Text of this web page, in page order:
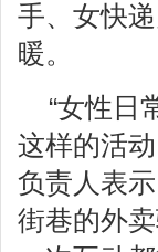
手、女快
暖。
“女性日
这样的活
负责人表
街巷的外